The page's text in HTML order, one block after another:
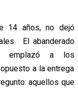
14 años, no dejó
El abanderado
emplazó a los
a la entrega
aquellos que